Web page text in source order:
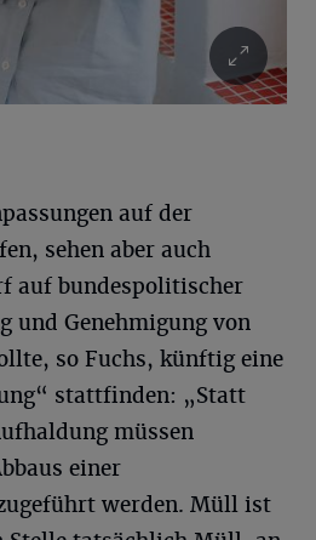
auf der
sehen aber auch
auf bundespolitischer
und Genehmigung von
so Fuchs, künftig eine
stattfinden: „Statt
müssen
einer
werden. Müll ist